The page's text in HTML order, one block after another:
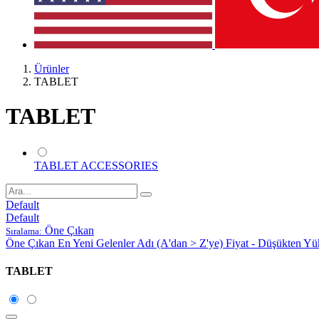
Ürünler
TABLET
TABLET
TABLET ACCESSORIES
Default
Default
Sıralama: Öne Çıkan
Öne Çıkan En Yeni Gelenler Adı (A'dan > Z'ye) Fiyat - Düşükten
TABLET